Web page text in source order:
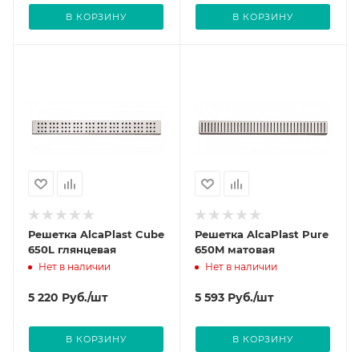
В КОРЗИНУ В КОРЗИНУ
Решетка AlcaPlast Cube
650L глянцевая
Нет в наличии
5 220 Руб./шт
В КОРЗИНУ
Решетка AlcaPlast Pure
650M матовая
Нет в наличии
5 593 Руб./шт
В КОРЗИНУ